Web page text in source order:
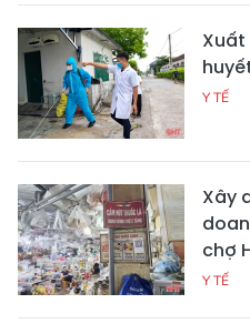
Y TẾ
Xây
chợ
Y TẾ